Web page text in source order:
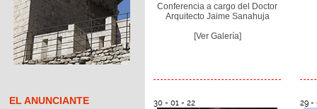
EL ANUNCIANTE
Conferencia a cargo del Doctor
Arquitecto Jaime Sanahuja
[Ver Galería]
30 - 01 - 22 29 -